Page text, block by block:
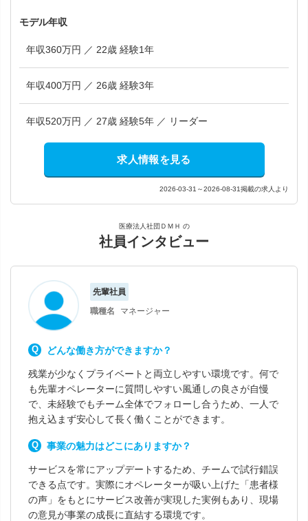
モデル年収
年収360万円 ／ 22歳 経験1年
年収400万円 ／ 26歳 経験3年
年収520万円 ／ 27歳 経験5年 ／ リーダー
求人情報を見る
2026-03-31～2026-08-31掲載の求人より
医療法人社団ＤＭＨ の
社員インタビュー
先輩社員
職種名
マネージャー
どんな働き方ができますか？
残業が少なくプライベートと両立しやすい環境です。何で
も先輩オペレーターに質問しやすい風通しの良さが自慢
で、未経験でもチーム全体でフォローし合うため、一人で
抱え込まず安心して長く働くことができます。
事業の魅力はどこにありますか？
サービスを常にアップデートするため、チームで試行錯誤
できる点です。実際にオペレーターが吸い上げた「患者様
の声」をもとにサービス改善が実現した実例もあり、現場
の意見が事業の成長に直結する環境です。